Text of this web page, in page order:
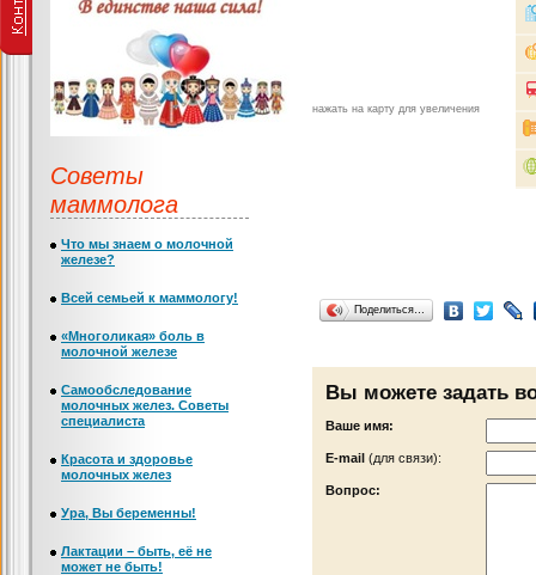
нажать на карту для увеличения
Поделиться…
Вы можете задать
Ваше имя:
Е-mail (для связи):
Вопрос:
Советы
маммолога
Что мы знаем о молочной
железе?
Всей семьей к маммологу!
«Многоликая» боль в
молочной железе
Самообследование
молочных желез. Советы
специалиста
Красота и здоровье
молочных желез
Ура, Вы беременны!
Лактации – быть, её не
может не быть!